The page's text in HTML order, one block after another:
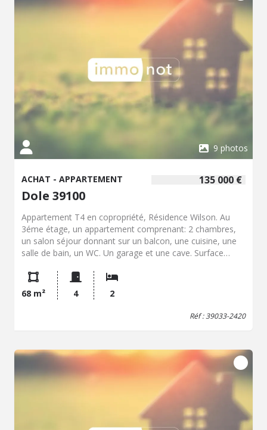
9 photos
135 000 €
ACHAT - APPARTEMENT
Dole 39100
Appartement T4 en copropriété, Résidence Wilson. Au
3éme étage, un appartement comprenant: 2 chambres,
un salon séjour donnant sur un balcon, une cuisine, une
salle de bain, un WC. Un garage et une cave. Surface
Mélanie MOURCELY, Mobile : 07 78 41 43 41, Email :
melanie.mourcely.39033@notaires.fr
SCP BARTHEN RUIZ VANDEL8 rue Joseph Thoret 39100
https://prismeoffice.adnov.fr/media/view/0/0/0/0/
68 m² 4 2
Réf : 39033-2420